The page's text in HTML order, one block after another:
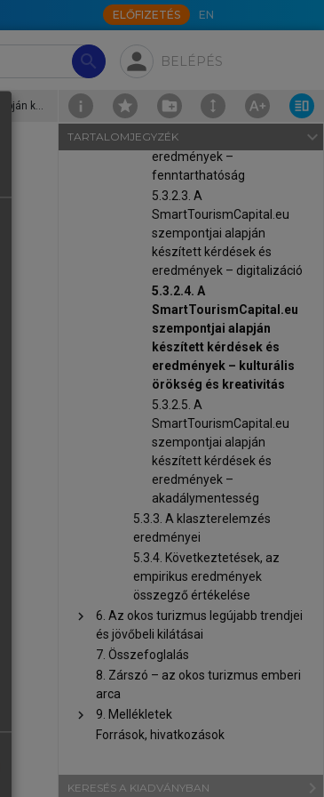
ELŐFIZETÉS EN
search person BELÉPÉS
5.3.2.4. A SmartTourismCapital.eu szempontjai alapján készített kérdések és eredmények – kulturális örökség és kreativitás
TARTALOMJEGYZÉK navigate_next
5.3.2.1. Az NTAK adatbázis
alkalmazása kapcsán
eredmények
SmartTourismCapital.eu
szempontjai alapján
készített kérdések és
eredmények –
fenntarthatóság
5.3.2.3. A
SmartTourismCapital.eu
szempontjai alapján
készített kérdések és
eredmények – digitalizáció
5.3.2.4. A
SmartTourismCapital.eu
szempontjai alapján
készített kérdések és
eredmények – kulturális
örökség és kreativitás
5.3.2.5. A
SmartTourismCapital.eu
szempontjai alapján
készített kérdések és
eredmények –
akadálymentesség
5.3.3. A klaszterelemzés
eredményei
5.3.4. Következtetések, az
empirikus eredmények
összegző értékelése
chevron_right
6. Az okos turizmus legújabb trendjei
és jövőbeli kilátásai
7. Összefoglalás
8. Zárszó – az okos turizmus emberi
arca
chevron_right
9. Mellékletek
Források, hivatkozások
KERESÉS A KIADVÁNYBAN